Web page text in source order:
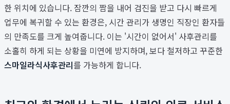
한 위치에 있습니다. 잠깐의 짬을 내어 검진을 받고 다시 빠르게
업무에 복귀할 수 있는 환경은, 시간 관리가 생명인 직장인 환자들
의 만족도를 크게 높여줍니다. 이는 '시간이 없어서' 사후관리를
소홀히 하게 되는 상황을 미연에 방지하며, 보다 철저하고 꾸준한
스마일라식사후관리를 가능하게 합니다.